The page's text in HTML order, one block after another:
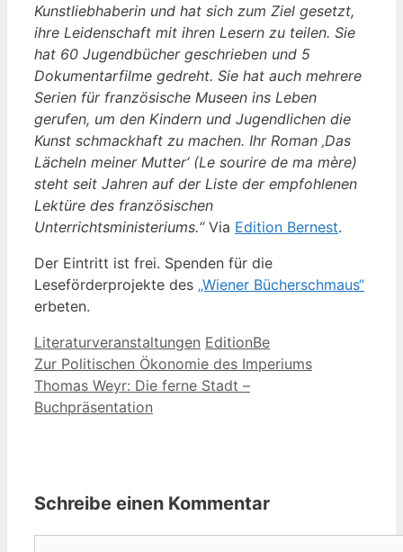
Kunstliebhaberin und hat sich zum Ziel gesetzt,
ihre Leidenschaft mit ihren Lesern zu teilen. Sie
hat 60 Jugendbücher geschrieben und 5
Dokumentarfilme gedreht. Sie hat auch mehrere
Serien für französische Museen ins Leben
gerufen, um den Kindern und Jugendlichen die
Kunst schmackhaft zu machen. Ihr Roman ‚Das
Lächeln meiner Mutter‘ (Le sourire de ma mère)
steht seit Jahren auf der Liste der empfohlenen
Lektüre des französischen
Unterrichtsministeriums.“Via Edition Bernest.
Der Eintritt ist frei. Spenden für die
Leseförderprojekte des „Wiener Bücherschmaus“
erbeten.
Kategorien
Literaturveranstaltungen Schlagwörter
EditionBe
Zur Politischen Ökonomie des Imperiums
Thomas Weyr: Die ferne Stadt –
Buchpräsentation
Schreibe einen Kommentar